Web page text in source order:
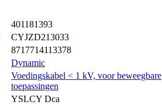
401181393
CYJZD213033
8717714113378
Dynamic
Voedingskabel < 1 kV, voor beweegbare
toepassingen
YSLCY Dca